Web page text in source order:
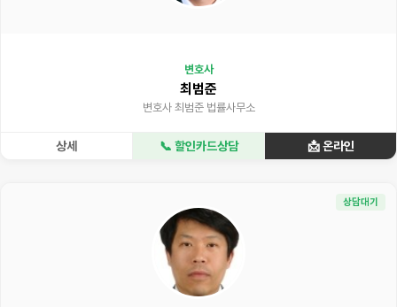
변호사
최범준
변호사 최범준 법률사무소
상세 📞 할인카드상담 📩 온라인
상담대기